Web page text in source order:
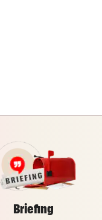
Briefing